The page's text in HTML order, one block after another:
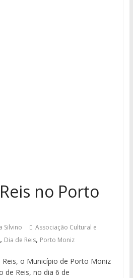
no Porto
Silvino
Associação Cultural e
, Dia de Reis, Porto Moniz
Reis, o Município de Porto Moniz
de Reis, no dia 6 de